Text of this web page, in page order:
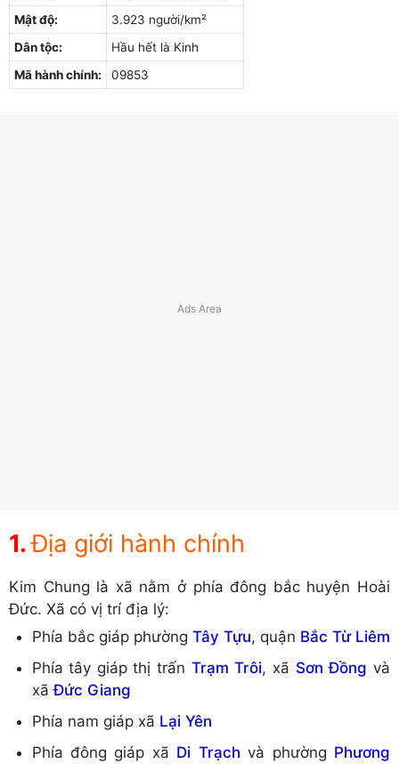
Mật độ:
3.923 người/km²
Dân tộc:
Hầu hết là Kinh
Mã hành chính:
09853
Địa giới hành chính
Kim Chung là xã nằm ở phía đông bắc huyện Hoài
Đức. Xã có vị trí địa lý:
Phía bắc giáp phường Tây Tựu, quận Bắc Từ Liêm
Phía tây giáp thị trấn Trạm Trôi, xã Sơn Đồng và
xãĐức Giang
Phía nam giáp xã Lại Yên
Phía đông giáp xã Di Trạch và phường Phương